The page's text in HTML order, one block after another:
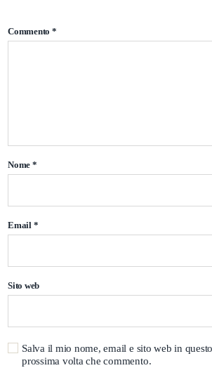
Commento *
Nome *
Email *
Sito web
Salva il mio nome, email e sito web in
prossima volta che commento.